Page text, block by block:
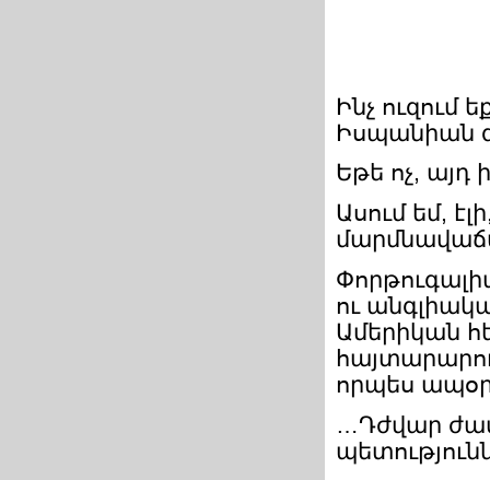
Ինչ ուզում
Իսպանիան
Եթե ոչ, այդ
Ասում եմ,
ու
Ամերիկան
որպես
…Դժվար